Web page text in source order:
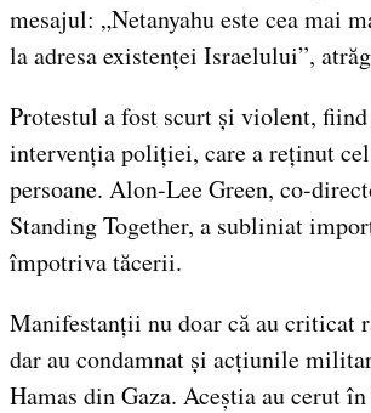
mesajul: „Netanyahu este cea mai
la adresa existenței Israelului”,
Protestul a fost scurt și violent,
intervenția poliției, care a reținut
persoane. Alon-Lee Green, co-
Standing Together, a subliniat
împotriva tăcerii.
Manifestanții nu doar că au criticat
dar au condamnat și acțiunile
Hamas din Gaza. Aceștia au cerut